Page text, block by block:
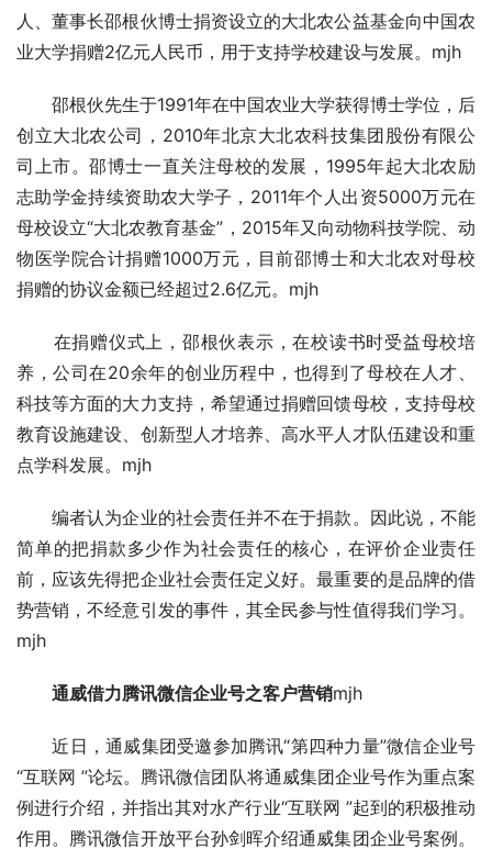
人、董事长邵根伙博士捐资设立的大北农公益基金向中国农
业大学捐赠2亿元人民币，用于支持学校建设与发展。mjh
邵根伙先生于1991年在中国农业大学获得博士学位，后
创立大北农公司，2010年北京大北农科技集团股份有限公
司上市。邵博士一直关注母校的发展，1995年起大北农励
志助学金持续资助农大学子，2011年个人出资5000万元在
母校设立“大北农教育基金”，2015年又向动物科技学院、动
物医学院合计捐赠1000万元，目前邵博士和大北农对母校
捐赠的协议金额已经超过2.6亿元。mjh
在捐赠仪式上，邵根伙表示，在校读书时受益母校培
养，公司在20余年的创业历程中，也得到了母校在人才、
科技等方面的大力支持，希望通过捐赠回馈母校，支持母校
教育设施建设、创新型人才培养、高水平人才队伍建设和重
点学科发展。mjh
编者认为企业的社会责任并不在于捐款。因此说，不能
简单的把捐款多少作为社会责任的核心，在评价企业责任
前，应该先得把企业社会责任定义好。最重要的是品牌的借
势营销，不经意引发的事件，其全民参与性值得我们学习。
mjh
通威借力腾讯微信企业号之客户营销mjh
近日，通威集团受邀参加腾讯“第四种力量”微信企业号
“互联网 ”论坛。腾讯微信团队将通威集团企业号作为重点案
例进行介绍，并指出其对水产行业“互联网 ”起到的积极推动
作用。腾讯微信开放平台孙剑晖介绍通威集团企业号案例。